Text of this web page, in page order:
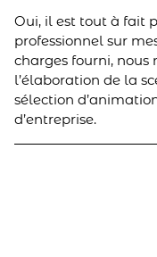
Oui, il est tout à fait
professionnel sur
charges fourni, nous
l’élaboration de la
sélection
d’entreprise.